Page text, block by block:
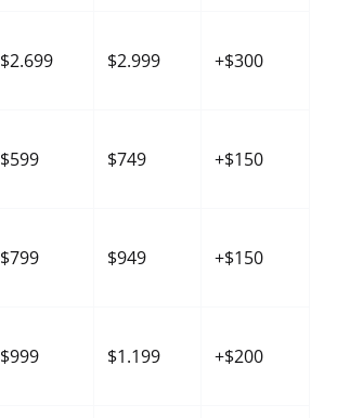
$2.699 $2.999 +$300
$599 $749 +$150
$799 $949 +$150
$999 $1.199 +$200